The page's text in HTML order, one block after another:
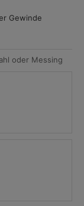
Gewinde
oder Messing